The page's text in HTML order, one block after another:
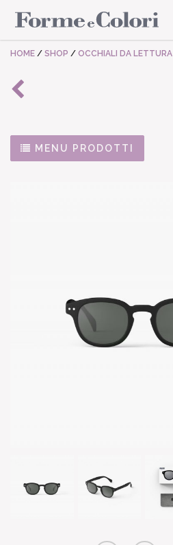
HOME / SHOP / OCCHIALI DA LETTURA
MENU PRODOTTI